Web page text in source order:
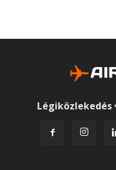
Légiközlekedés